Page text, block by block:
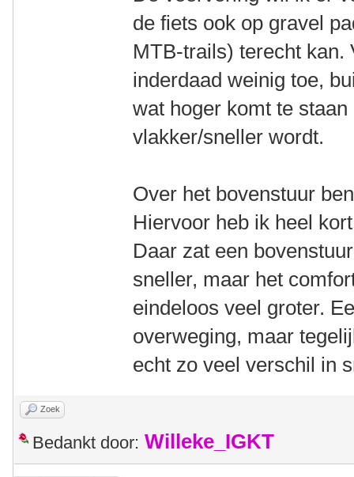
de fiets ook op gravel
MTB-trails) terecht kan.
inderdaad weinig toe,
wat hoger komt te
vlakker/sneller wordt.
Over het bovenstuur
Hiervoor heb ik heel
Daar zat een
sneller, maar het
eindeloos veel groter.
overweging, maar
echt zo veel verschil in
Zoek
Bedankt door: Willeke_IGKT